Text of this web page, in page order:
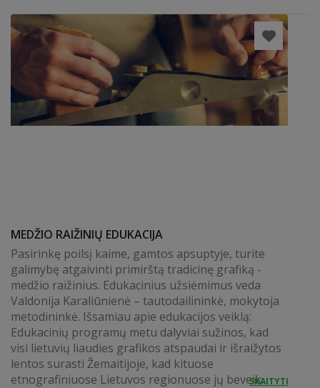
MEDŽIO RAIŽINIŲ EDUKACIJA
Pasirinkę poilsį kaime, gamtos apsuptyje, turite
galimybę atgaivinti primirštą tradicinę grafiką -
medžio raižinius. Edukacinius užsiėmimus veda
Valdonija Karaliūnienė – tautodailininkė, mokytoja
metodininkė. Išsamiau apie edukacijos veiklą:
Edukacinių programų metu dalyviai sužinos, kad
visi lietuvių liaudies grafikos atspaudai ir išraižytos
lentos surasti Žemaitijoje, kad kituose
etnografiniuose Lietuvos regionuose jų beveik...SKAITYTI